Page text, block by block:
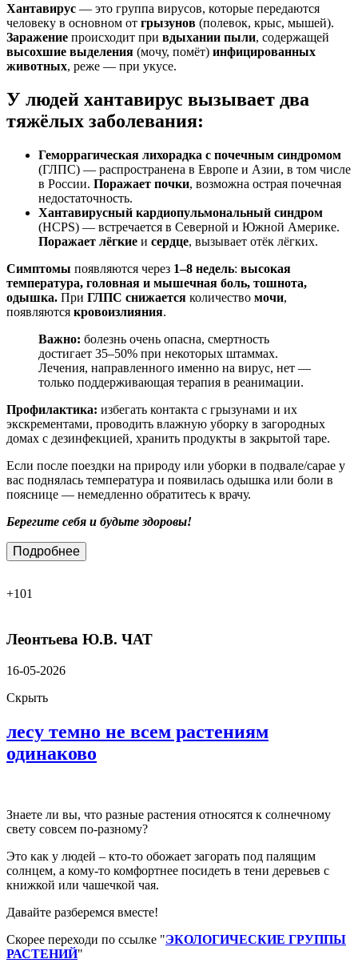
Хантавирус — это группа вирусов, которые передаются
человеку в основном от грызунов (полевок, крыс, мышей).
Заражение происходит при вдыхании пыли, содержащей
высохшие выделения (мочу, помёт) инфицированных
животных, реже — при укусе.
У людей хантавирус вызывает два
тяжёлых заболевания:
Геморрагическая лихорадка с почечным синдромом
(ГЛПС) — распространена в Европе и Азии, в том числе
в России. Поражает почки, возможна острая почечная
недостаточность.
Хантавирусный кардиопульмональный синдром
(HCPS) — встречается в Северной и Южной Америке.
Поражает лёгкие и сердце, вызывает отёк лёгких.
Симптомы появляются через 1–8 недель: высокая
температура, головная и мышечная боль, тошнота,
одышка. При ГЛПС снижается количество мочи,
появляются кровоизлияния.
Важно: болезнь очень опасна, смертность
достигает 35–50% при некоторых штаммах.
Лечения, направленного именно на вирус, нет —
только поддерживающая терапия в реанимации.
Профилактика: избегать контакта с грызунами и их
экскрементами, проводить влажную уборку в загородных
домах с дезинфекцией, хранить продукты в закрытой таре.
Если после поездки на природу или уборки в подвале/сарае у
вас поднялась температура и появилась одышка или боли в
пояснице — немедленно обратитесь к врачу.
Берегите себя и будьте здоровы!
Подробнее
+101
Леонтьева Ю.В. ЧАТ
16-05-2026
Скрыть
лесу темно не всем растениям
одинаково
Знаете ли вы, что разные растения относятся к солнечному
свету совсем по-разному?
Это как у людей – кто-то обожает загорать под палящим
солнцем, а кому-то комфортнее посидеть в тени деревьев с
книжкой или чашечкой чая.
Давайте разберемся вместе!
Скорее переходи по ссылке "ЭКОЛОГИЧЕСКИЕ ГРУППЫ
РАСТЕНИЙ"